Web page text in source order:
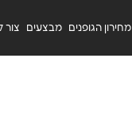
מחירון הגופנים מבצעים צור